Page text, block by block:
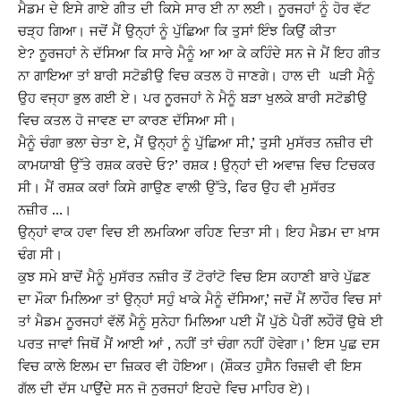
ਮੈਡਮ ਦੇ ਇਸੇ ਗਾਏ ਗੀਤ ਦੀ ਕਿਸੇ ਸਾਰ ਈ ਨਾ ਲਈ। ਨੂਰਜਹਾਂ ਨੂੰ ਹੋਰ ਵੱਟ
ਚੜ੍ਹ ਗਿਆ। ਜਦੋਂ ਮੈਂ ਉਨ੍ਹਾਂ ਨੂੰ ਪੁੱਛਿਆ ਕਿ ਤੁਸਾਂ ਇੰਝ ਕਿਉਂ ਕੀਤਾ
ਏ? ਨੂਰਜਹਾਂ ਨੇ ਦੱਸਿਆ ਕਿ ਸਾਰੇ ਮੈਨੂੰ ਆ ਆ ਕੇ ਕਹਿੰਦੇ ਸਨ ਜੇ ਮੈਂ ਇਹ ਗੀਤ
ਨਾ ਗਾਇਆ ਤਾਂ ਬਾਰੀ ਸਟੋਡੀਉ ਵਿਚ ਕਤਲ ਹੋ ਜਾਣਗੇ। ਹਾਲ ਦੀ ਘੜੀ ਮੈਨੂੰ
ਉਹ ਵਜ੍ਹਾ ਭੁਲ ਗਈ ਏ। ਪਰ ਨੂਰਜਹਾਂ ਨੇ ਮੈਨੂੰ ਬੜਾ ਖੁਲਕੇ ਬਾਰੀ ਸਟੋਡੀਉ
ਵਿਚ ਕਤਲ ਹੋ ਜਾਵਣ ਦਾ ਕਾਰਣ ਦੱਸਿਆ ਸੀ।
ਮੈਨੂੰ ਚੰਗਾ ਭਲਾ ਚੇਤਾ ਏ, ਮੈਂ ਉਨ੍ਹਾਂ ਨੂੰ ਪੁੱਛਿਆ ਸੀ,’ ਤੁਸੀ ਮੁਸੱਰਤ ਨਜ਼ੀਰ ਦੀ
ਕਾਮਯਾਬੀ ਉੱਤੇ ਰਸ਼ਕ ਕਰਦੇ ਓ?’ ਰਸ਼ਕ ! ਉਨ੍ਹਾਂ ਦੀ ਅਵਾਜ਼ ਵਿਚ ਟਿਚਕਰ
ਸੀ। ਮੈਂ ਰਸ਼ਕ ਕਰਾਂ ਕਿਸੇ ਗਾਉਣ ਵਾਲੀ ਉੱਤੇ, ਫਿਰ ਉਹ ਵੀ ਮੁਸੱਰਤ
ਨਜ਼ੀਰ …।
ਉਨ੍ਹਾਂ ਵਾਕ ਹਵਾ ਵਿਚ ਈ ਲਮਕਿਆ ਰਹਿਣ ਦਿਤਾ ਸੀ। ਇਹ ਮੈਡਮ ਦਾ ਖ਼ਾਸ
ਢੰਗ ਸੀ।
ਕੁਝ ਸਮੇ ਬਾਦੋਂ ਮੈਨੂੰ ਮੁਸੱਰਤ ਨਜ਼ੀਰ ਤੋਂ ਟੋਰਾਂਟੋ ਵਿਚ ਇਸ ਕਹਾਣੀ ਬਾਰੇ ਪੁੱਛਣ
ਦਾ ਮੌਕਾ ਮਿਲਿਆ ਤਾਂ ਉਨ੍ਹਾਂ ਸਹੁੰ ਖਾਕੇ ਮੈਨੂੰ ਦੱਸਿਆ,’ ਜਦੋਂ ਮੈਂ ਲਾਹੌਰ ਵਿਚ ਸਾਂ
ਤਾਂ ਮੈਡਮ ਨੂਰਜਹਾਂ ਵੱਲੋਂ ਮੈਨੂੰ ਸੁਨੇਹਾ ਮਿਲਿਆ ਪਈ ਮੈਂ ਪੁੱਠੇ ਪੈਰੀਂ ਲਹੌਰੋਂ ਉਥੇ ਈ
ਪਰਤ ਜਾਵਾਂ ਜਿਥੋਂ ਮੈਂ ਆਈ ਆਂ , ਨਹੀਂ ਤਾਂ ਚੰਗਾ ਨਹੀਂ ਹੋਵੇਗਾ।’ ਇਸ ਪੁਛ ਦਸ
ਵਿਚ ਕਾਲੇ ਇਲਮ ਦਾ ਜ਼ਿਕਰ ਵੀ ਹੋਇਆ। (ਸ਼ੌਕਤ ਹੁਸੈਨ ਰਿਜ਼ਵੀ ਵੀ ਇਸ
ਗੱਲ ਦੀ ਦੱਸ ਪਾਉਂਦੇ ਸਨ ਜੋ ਨੂਰਜਹਾਂ ਇਹਦੇ ਵਿਚ ਮਾਹਿਰ ਏ)।